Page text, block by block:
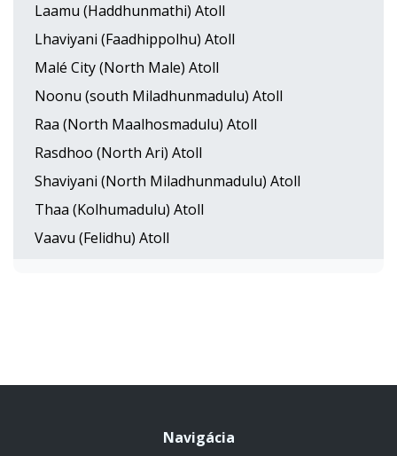
Laamu (Haddhunmathi) Atoll
Lhaviyani (Faadhippolhu) Atoll
Malé City (North Male) Atoll
Noonu (south Miladhunmadulu) Atoll
Raa (North Maalhosmadulu) Atoll
Rasdhoo (North Ari) Atoll
Shaviyani (North Miladhunmadulu) Atoll
Thaa (Kolhumadulu) Atoll
Vaavu (Felidhu) Atoll
Navigácia